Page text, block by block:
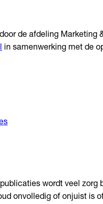
de afdeling Marketing
in samenwerking met de
wordt veel zorg
onvolledig of onjuist is